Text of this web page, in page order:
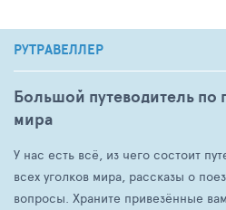
РУТРАВЕЛЛЕР
Большой путеводитель по
мира
У нас есть всё, из чего состоит
всех уголков мира, рассказы о
вопросы. Храните привезённые